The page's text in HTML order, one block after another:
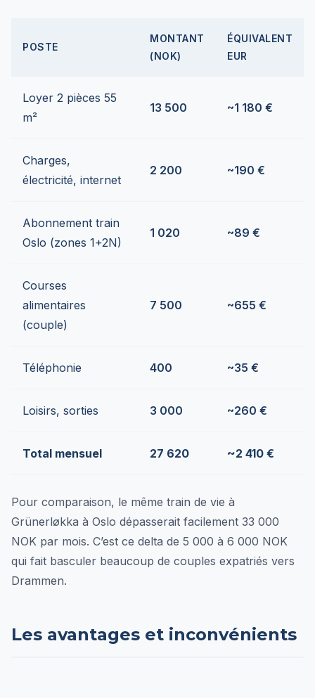
POSTE
MONTANT
(NOK)
ÉQUIVALENT
EUR
Loyer 2 pièces 55
m²
13 500 ~1 180 €
Charges,
électricité, internet
2 200 ~190 €
Abonnement train
Oslo (zones 1+2N)
1 020 ~89 €
Courses
alimentaires
(couple)
7 500 ~655 €
Téléphonie 400 ~35 €
Loisirs, sorties 3 000 ~260 €
Total mensuel 27 620 ~2 410 €
Pour comparaison, le même train de vie à
Grünerløkka à Oslo dépasserait facilement 33 000
NOK par mois. C’est ce delta de 5 000 à 6 000 NOK
qui fait basculer beaucoup de couples expatriés vers
Drammen.
Les avantages et inconvénients